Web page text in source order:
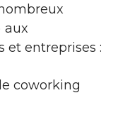
aux
et entreprises :
coworking